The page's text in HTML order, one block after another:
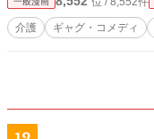
介護 ギャグ・コメディ